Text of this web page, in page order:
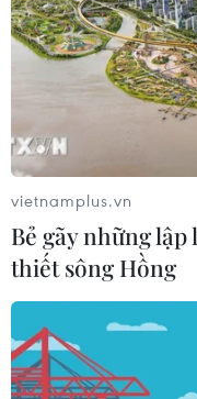
vietnamplus.vn
Bẻ gãy những
thiết sông Hồng